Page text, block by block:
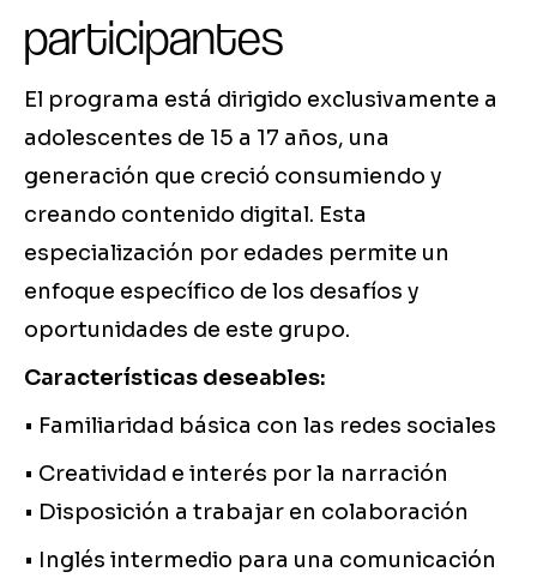
participantes
El programa está dirigido exclusivamente a
adolescentes de 15 a 17 años, una
generación que creció consumiendo y
creando contenido digital. Esta
especialización por edades permite un
enfoque específico de los desafíos y
oportunidades de este grupo.
Características deseables:
• Familiaridad básica con las redes sociales
• Creatividad e interés por la narración
• Disposición a trabajar en colaboración
• Inglés intermedio para una comunicación